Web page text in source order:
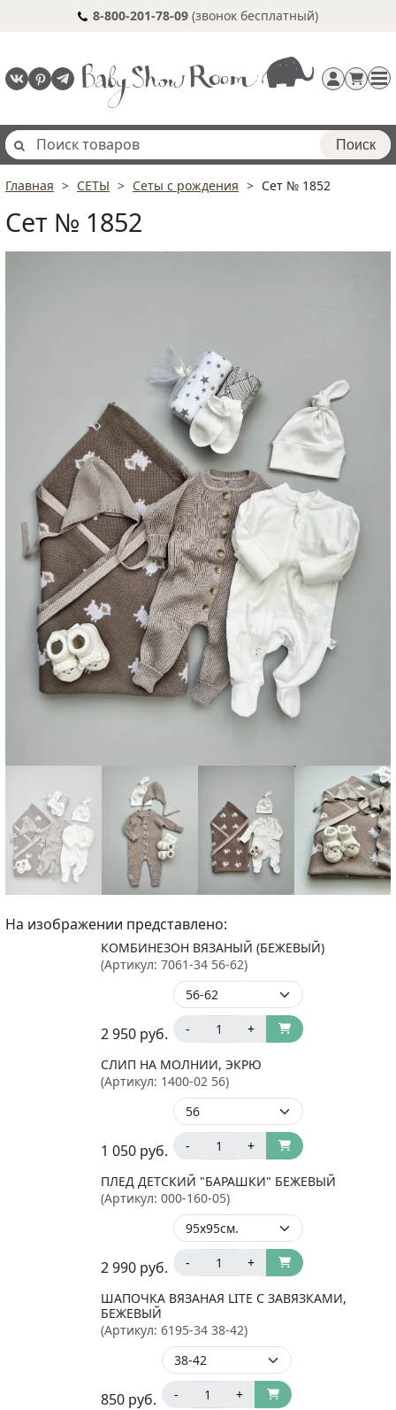
8-800-201-78-09 (звонок бесплатный)
Поиск
Главная СЕТЫ Сеты с рождения Сет № 1852
Сет № 1852
На изображении представлено:
КОМБИНЕЗОН ВЯЗАНЫЙ (БЕЖЕВЫЙ)
(Артикул: 7061-34 56-62)
2 950 руб. - +
СЛИП НА МОЛНИИ, ЭКРЮ
(Артикул: 1400-02 56)
1 050 руб. - +
ПЛЕД ДЕТСКИЙ "БАРАШКИ" БЕЖЕВЫЙ
(Артикул: 000-160-05)
2 990 руб. - +
ШАПОЧКА ВЯЗАНАЯ LITE С ЗАВЯЗКАМИ,
БЕЖЕВЫЙ
(Артикул: 6195-34 38-42)
850 руб. - +